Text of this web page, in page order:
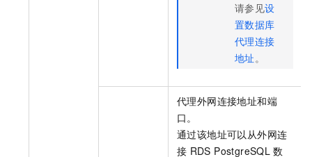
请参见设
置数据库
代理连接
地址。
代理外网连接地址和端
口。
通过该地址可以从外网连
接 RDS PostgreSQL 数